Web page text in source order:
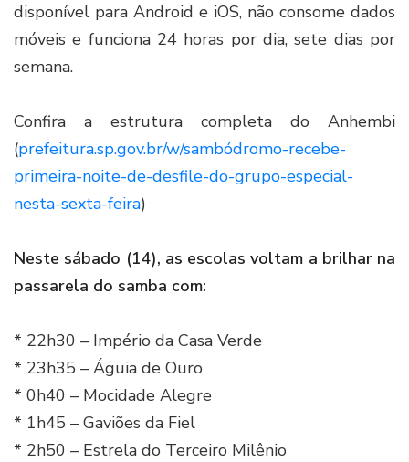
disponível para Android e iOS, não consome dados
móveis e funciona 24 horas por dia, sete dias por
semana.
Confira a estrutura completa do Anhembi
(prefeitura.sp.gov.br/w/sambódromo-recebe-
primeira-noite-de-desfile-do-grupo-especial-
nesta-sexta-feira)
Neste sábado (14), as escolas voltam a brilhar na
passarela do samba com:
* 22h30 – Império da Casa Verde
* 23h35 – Águia de Ouro
* 0h40 – Mocidade Alegre
* 1h45 – Gaviões da Fiel
* 2h50 – Estrela do Terceiro Milênio